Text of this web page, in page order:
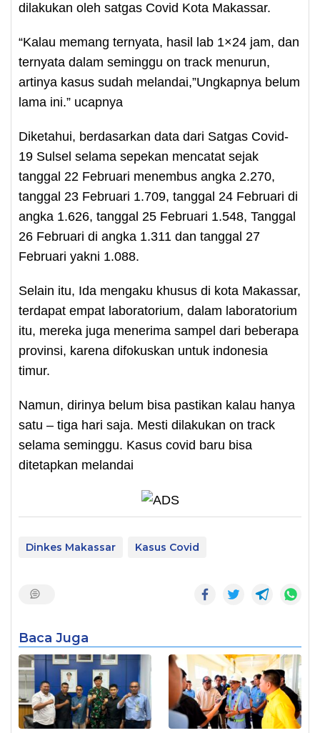
dilakukan oleh satgas Covid Kota Makassar.
“Kalau memang ternyata, hasil lab 1×24 jam, dan
ternyata dalam seminggu on track menurun,
artinya kasus sudah melandai,”Ungkapnya belum
lama ini.” ucapnya
Diketahui, berdasarkan data dari Satgas Covid-
19 Sulsel selama sepekan mencatat sejak
tanggal 22 Februari menembus angka 2.270,
tanggal 23 Februari 1.709, tanggal 24 Februari di
angka 1.626, tanggal 25 Februari 1.548, Tanggal
26 Februari di angka 1.311 dan tanggal 27
Februari yakni 1.088.
Selain itu, Ida mengaku khusus di kota Makassar,
terdapat empat laboratorium, dalam laboratorium
itu, mereka juga menerima sampel dari beberapa
provinsi, karena difokuskan untuk indonesia
timur.
Namun, dirinya belum bisa pastikan kalau hanya
satu – tiga hari saja. Mesti dilakukan on track
selama seminggu. Kasus covid baru bisa
ditetapkan melandai
Dinkes Makassar Kasus Covid
Baca Juga